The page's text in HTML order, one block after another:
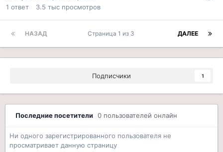
1 ответ 3.5 тыс просмотров
НАЗАД ДАЛЕЕ
Страница 1 из 3
Подписчики 1
Последние посетители 0 пользователей онлайн
Ни одного зарегистрированного пользователя не
просматривает данную страницу